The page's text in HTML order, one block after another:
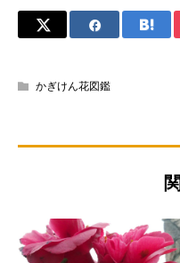
かぎけん花図鑑